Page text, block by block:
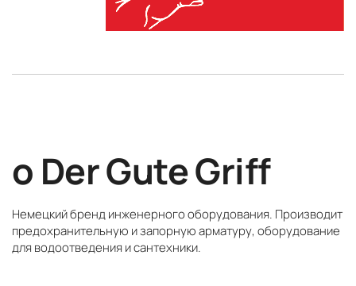
о Der Gute Griff
Немецкий бренд инженерного оборудования. Производит
предохранительную и запорную арматуру, оборудование
для водоотведения и сантехники.